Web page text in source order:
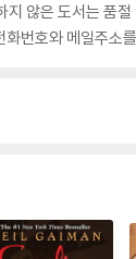
않은 도서는 품절
번호와 메일주소